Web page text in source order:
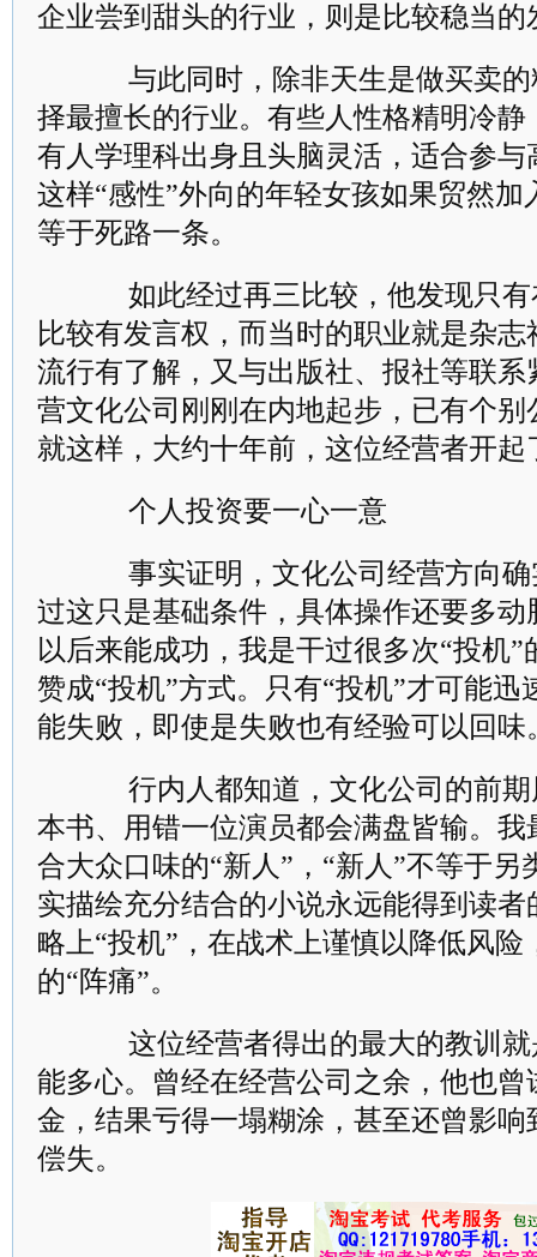
企业尝到甜头的行业，则是比较稳当的
与此同时，除非天生是做买卖的
择最擅长的行业。有些人性格精明冷
有人学理科出身且头脑灵活，适合参
这样“感性”外向的年轻女孩如果贸然
等于死路一条。
如此经过再三比较，他发现只有
比较有发言权，而当时的职业就是杂
流行有了解，又与出版社、报社等联
营文化公司刚刚在内地起步，已有个
就这样，大约十年前，这位经营者开
个人投资要一心一意
事实证明，文化公司经营方向确
过这只是基础条件，具体操作还要多
以后来能成功，我是干过很多次“投机
赞成“投机”方式。只有“投机”才可能
能失败，即使是失败也有经验可以回味
行内人都知道，文化公司的前期
本书、用错一位演员都会满盘皆输。
合大众口味的“新人”，“新人”不等于
实描绘充分结合的小说永远能得到读
略上“投机”，在战术上谨慎以降低风险
的“阵痛”。
这位经营者得出的最大的教训就
能多心。曾经在经营公司之余，他也
金，结果亏得一塌糊涂，甚至还曾影响
偿失。